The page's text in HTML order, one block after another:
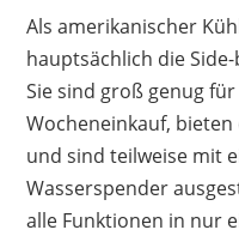
Kühlschrank ein
moderner Technik
Alle Füße sind
Justieren sehr
Verarbeitung und
Innenraums gelobt.
manchen Kunden
Als amerikanischer
hauptsächlich die
Sie sind groß genug
Wocheneinkauf,
und sind teilweise mit
Wasserspender
alle Funktionen in nur